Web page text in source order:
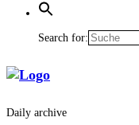
Search for:
Daily archive